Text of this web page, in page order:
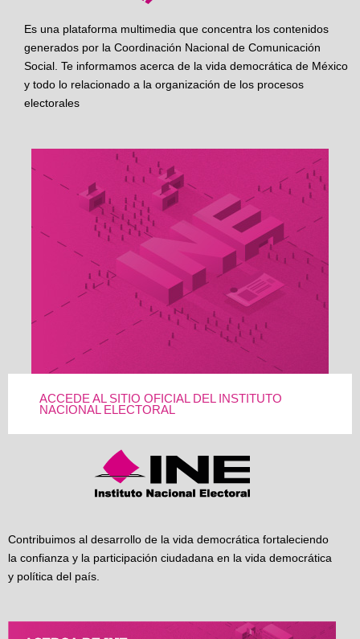
Es una plataforma multimedia que concentra los contenidos
generados por la Coordinación Nacional de Comunicación
Social. Te informamos acerca de la vida democrática de México
y todo lo relacionado a la organización de los procesos
electorales
ACCEDE AL SITIO OFICIAL DEL INSTITUTO
NACIONAL ELECTORAL
Contribuimos al desarrollo de la vida democrática fortaleciendo
la confianza y la participación ciudadana en la vida democrática
y política del país.